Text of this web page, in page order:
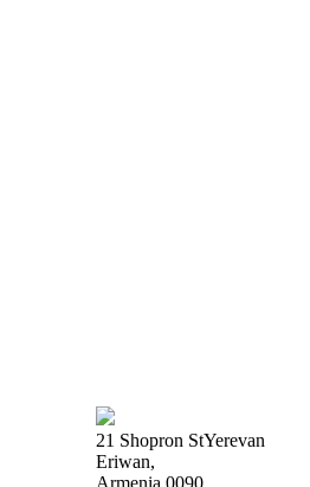
21 Shopron StYerevan
Eriwan,